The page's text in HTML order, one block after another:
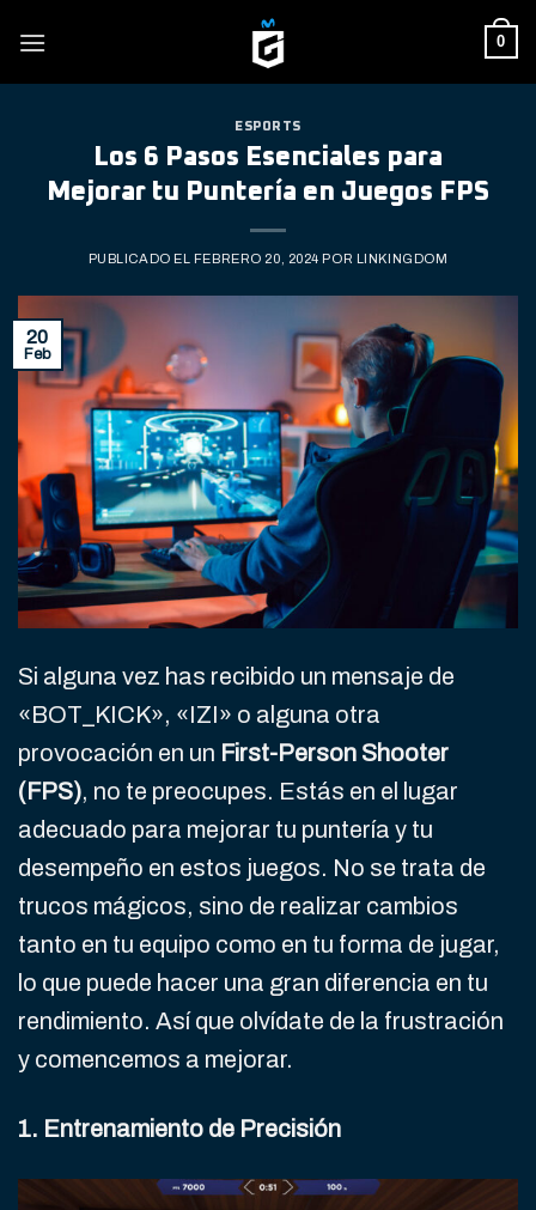
0
ESPORTS
Los 6 Pasos Esenciales para
Mejorar tu Puntería en Juegos FPS
PUBLICADO EL FEBRERO 20, 2024 POR LINKINGDOM
20
Feb
Si alguna vez has recibido un mensaje de
«BOT_KICK», «IZI» o alguna otra
provocación en un First-Person Shooter
(FPS), no te preocupes. Estás en el lugar
adecuado para mejorar tu puntería y tu
desempeño en estos juegos. No se trata de
trucos mágicos, sino de realizar cambios
tanto en tu equipo como en tu forma de jugar,
lo que puede hacer una gran diferencia en tu
rendimiento. Así que olvídate de la frustración
y comencemos a mejorar.
1. Entrenamiento de Precisión